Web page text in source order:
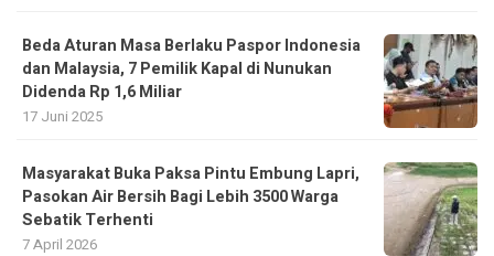
Beda Aturan Masa Berlaku Paspor Indonesia
dan Malaysia, 7 Pemilik Kapal di Nunukan
Didenda Rp 1,6 Miliar
17 Juni 2025
Masyarakat Buka Paksa Pintu Embung Lapri,
Pasokan Air Bersih Bagi Lebih 3500 Warga
Sebatik Terhenti
7 April 2026